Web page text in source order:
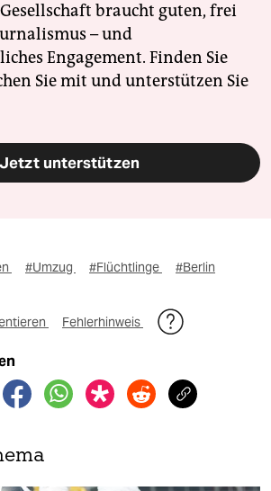
braucht guten, frei
– und
Engagement. Finden Sie
Sie mit und unterstützen Sie
Jetzt unterstützen
#Umzug #Flüchtlinge #Berlin
Fehlerhinweis